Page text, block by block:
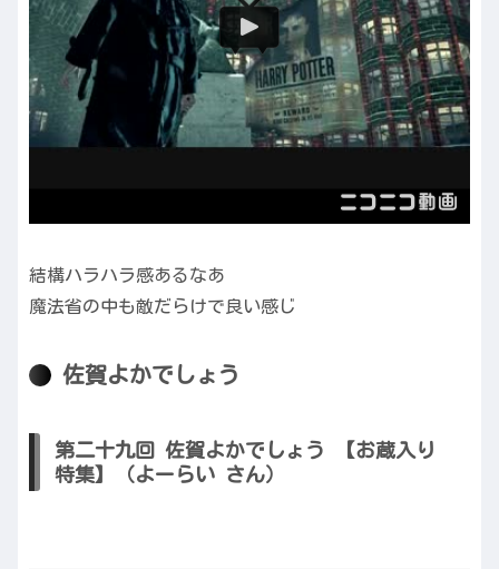
結構ハラハラ感あるなあ
魔法省の中も敵だらけで良い感じ
佐賀よかでしょう
第二十九回 佐賀よかでしょう 【お蔵入り
特集】（よーらい さん）